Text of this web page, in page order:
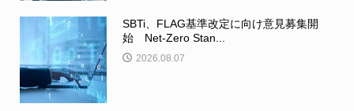
SBTi、FLAG基準改定に向け意見募集開
始 Net-Zero Stan...
2026.08.07